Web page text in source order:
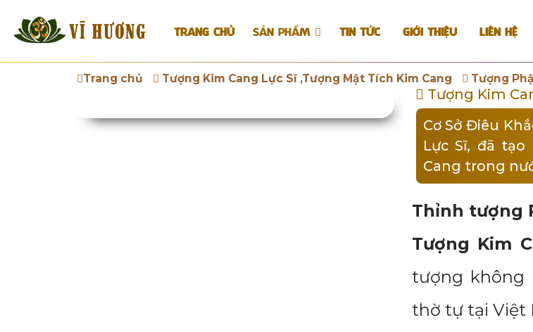
TRANG CHỦ SẢN PHẨM TIN TỨC GIỚI THIỆU LIÊN HỆ
Trang chủ Tượng Kim Cang Lực Sĩ ,Tượng Mật Tích Kim Cang Tượng
Tượng Kim
Cơ Sở Điêu
Lực Sĩ, đã
Cang trong
Thỉnh tượng
Tượng Kim
tượng không
thờ tự tại Việt